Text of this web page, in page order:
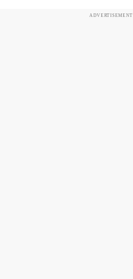
ADVERTISEMENT